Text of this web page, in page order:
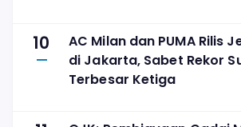
10
AC Milan dan PUMA Rilis
di Jakarta, Sabet Rekor
Terbesar Ketiga